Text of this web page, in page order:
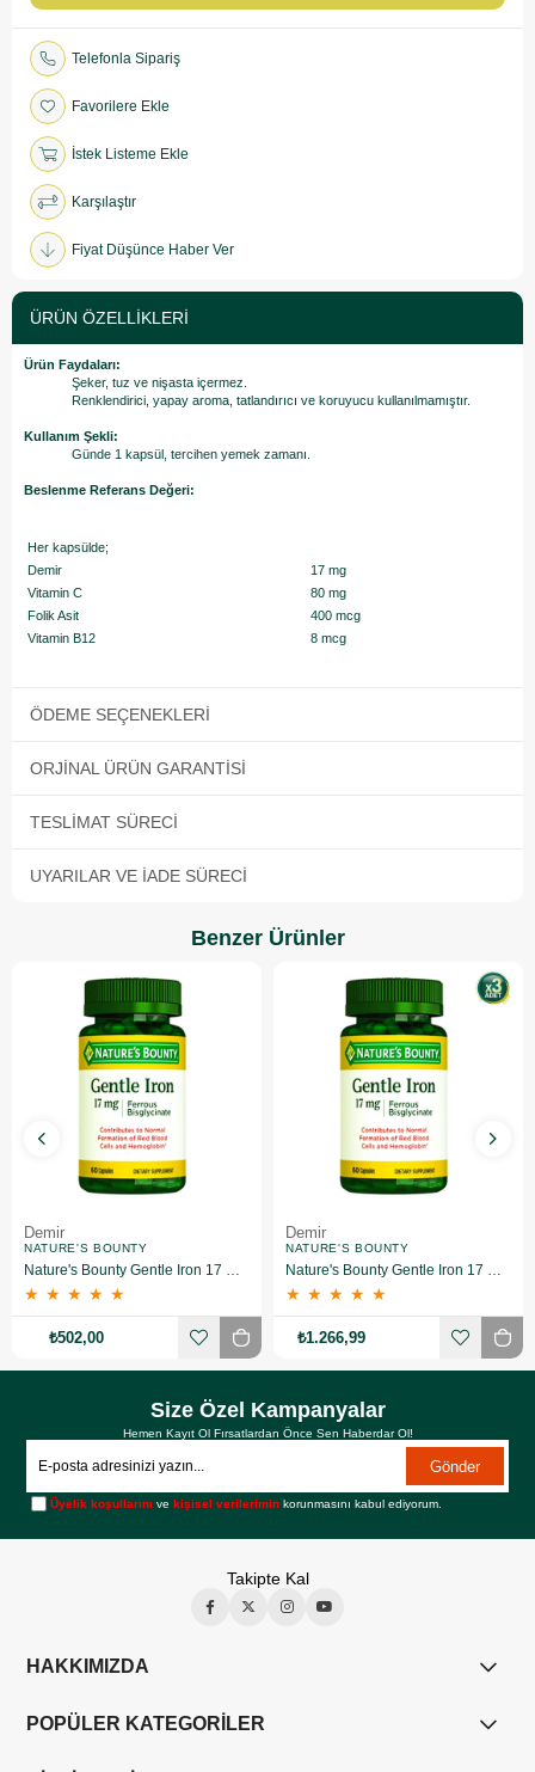
Telefonla Sipariş
Favorilere Ekle
İstek Listeme Ekle
Karşılaştır
Fiyat Düşünce Haber Ver
ÜRÜN ÖZELLIKLERI
Ürün Faydaları:
Şeker, tuz ve nişasta içermez.
Renklendirici, yapay aroma, tatlandırıcı ve koruyucu kullanılmamıştır.
Kullanım Şekli:
Günde 1 kapsül, tercihen yemek zamanı.
Beslenme Referans Değeri:
Her kapsülde;
Demir
17 mg
Vitamin C
80 mg
Folik Asit
400 mcg
Vitamin B12
8 mcg
ÖDEME SEÇENEKLERI
ORJINAL ÜRÜN GARANTISI
TESLIMAT SÜRECI
UYARILAR VE İADE SÜRECI
Benzer Ürünler
Demir
NATURE'S BOUNTY
Nature's Bounty Gentle Iron 17 mg 60 Kapsül
★ ★ ★ ★ ★
₺502,00
Demir
NATURE'S BOUNTY
Nature's Bounty Gentle Iron 17 mg 60 Kapsül 3 Adet
★ ★ ★ ★ ★
₺1.266,99
Size Özel Kampanyalar
Hemen Kayıt Ol Fırsatlardan Önce Sen Haberdar Ol!
Gönder
Üyelik koşullarını vekişisel verilerimin korunmasını kabul ediyorum.
Takipte Kal
HAKKIMIZDA
POPÜLER KATEGORİLER